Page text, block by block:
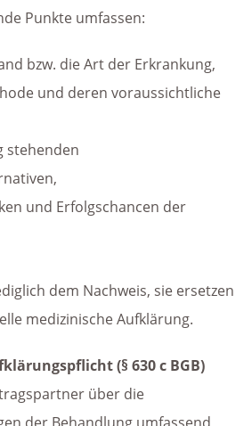
Punkte umfassen:
bzw. die Art der Erkrankung,
und deren voraussichtliche
stehenden
und Erfolgschancen der
dem Nachweis, sie ersetzen
medizinische Aufklärung.
(§ 630 c BGB)
über die
der Behandlung umfassend